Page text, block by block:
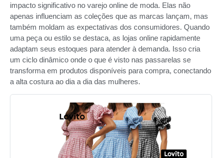
impacto significativo no varejo online de moda. Elas não
apenas influenciam as coleções que as marcas lançam, mas
também moldam as expectativas dos consumidores. Quando
uma peça ou estilo se destaca, as lojas online rapidamente
adaptam seus estoques para atender à demanda. Isso cria
um ciclo dinâmico onde o que é visto nas passarelas se
transforma em produtos disponíveis para compra, conectando
a alta costura ao dia a dia das mulheres.